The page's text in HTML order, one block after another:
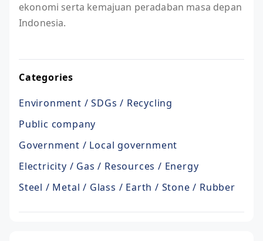
ekonomi serta kemajuan peradaban masa depan
Indonesia.
Categories
Environment / SDGs / Recycling
Public company
Government / Local government
Electricity / Gas / Resources / Energy
Steel / Metal / Glass / Earth / Stone / Rubber